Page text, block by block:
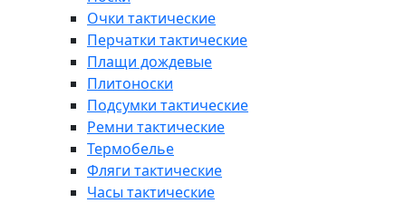
Очки тактические
Перчатки тактические
Плащи дождевые
Плитоноски
Подсумки тактические
Ремни тактические
Термобелье
Фляги тактические
Часы тактические